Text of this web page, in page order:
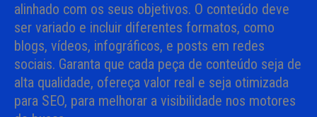
alinhado com os seus objetivos. O conteúdo deve
ser variado e incluir diferentes formatos, como
blogs, vídeos, infográficos, e posts em redes
sociais. Garanta que cada peça de conteúdo seja de
alta qualidade, ofereça valor real e seja otimizada
para SEO, para melhorar a visibilidade nos motores